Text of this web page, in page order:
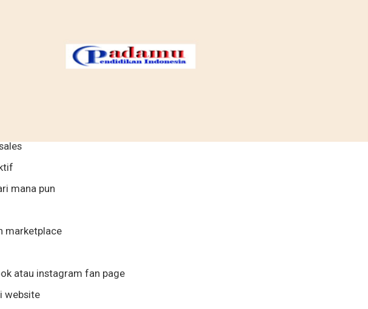
mana pun
marketplace
atau instagram fan page
website